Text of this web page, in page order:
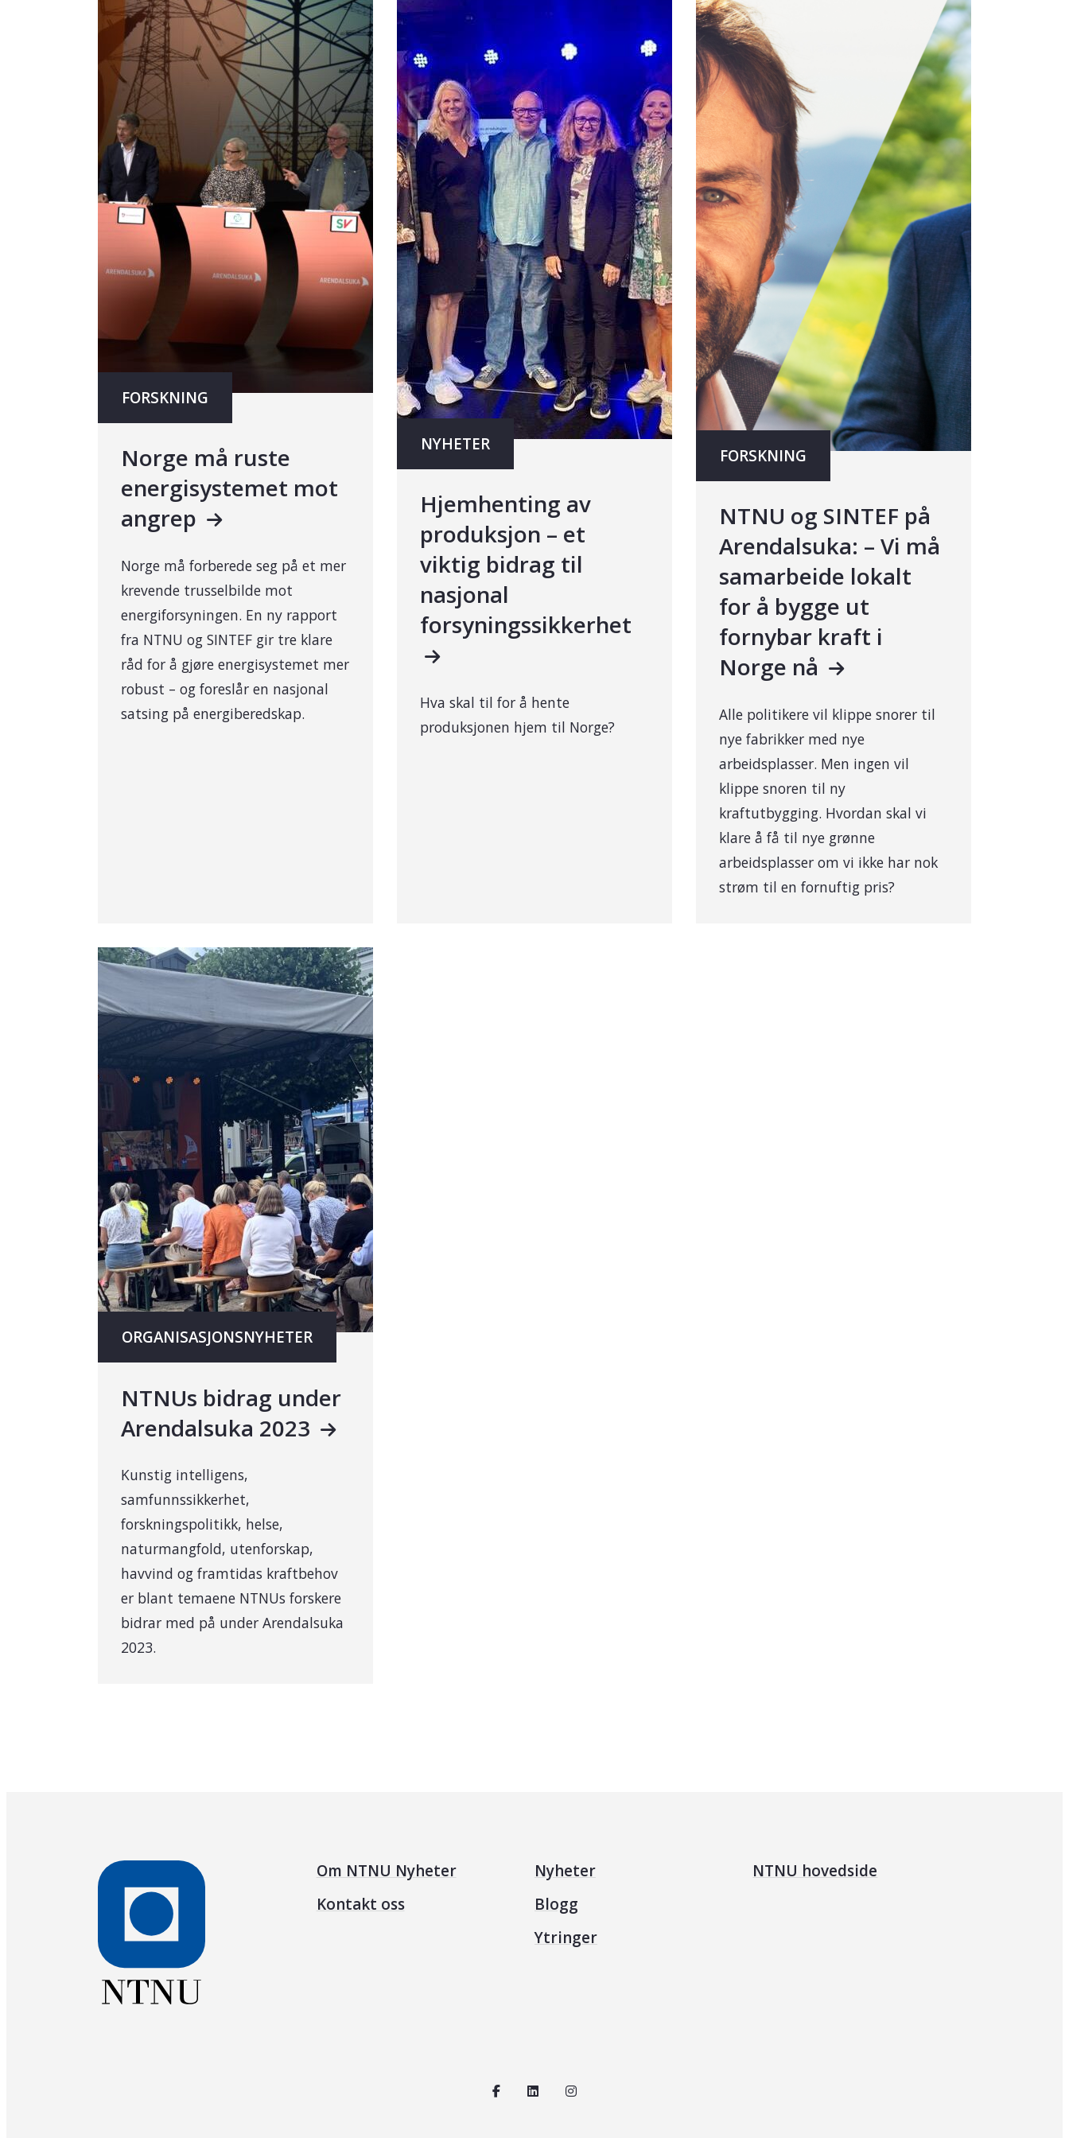
FORSKNING
Norge må ruste
energisystemet mot
angrep
Norge må forberede seg på et mer
krevende trusselbilde mot
energiforsyningen. En ny rapport
fra NTNU og SINTEF gir tre klare
råd for å gjøre energisystemet mer
robust – og foreslår en nasjonal
satsing på energiberedskap.
NYHETER
Hjemhenting av
produksjon – et
viktig bidrag til
nasjonal
forsyningssikkerhet
Hva skal til for å hente
produksjonen hjem til Norge?
FORSKNING
NTNU og SINTEF på
Arendalsuka: – Vi må
samarbeide lokalt
for å bygge ut
fornybar kraft i
Norge nå
Alle politikere vil klippe snorer til
nye fabrikker med nye
arbeidsplasser. Men ingen vil
klippe snoren til ny
kraftutbygging. Hvordan skal vi
klare å få til nye grønne
arbeidsplasser om vi ikke har nok
strøm til en fornuftig pris?
ORGANISASJONSNYHETER
NTNUs bidrag under
Arendalsuka 2023
Kunstig intelligens,
samfunnssikkerhet,
forskningspolitikk, helse,
naturmangfold, utenforskap,
havvind og framtidas kraftbehov
er blant temaene NTNUs forskere
bidrar med på under Arendalsuka
2023.
Om NTNU Nyheter
Kontakt oss
Nyheter
Blogg
Ytringer
NTNU hovedside